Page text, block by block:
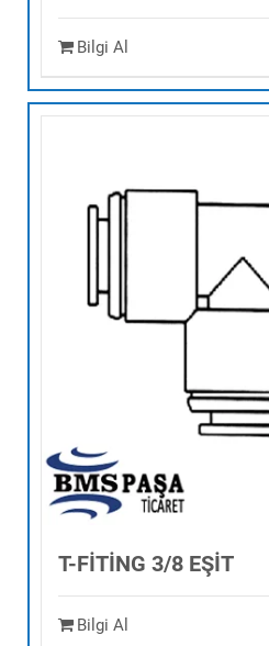
Bilgi Al
T-FİTİNG 3/8 EŞİT
Bilgi Al